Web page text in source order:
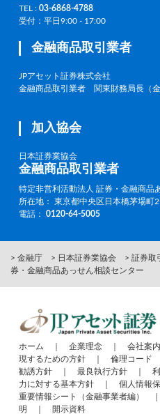
TEL : 03-6868-4788
受付：平日9:00 - 17:00
金融商品取引業者
JPアセット証券株式会社
金融商品取引業者 関東財務局長（
加入協会
日本証券業協会
金融商品取引業者
特定非営利活動法人 証券・金融商品
所在地： 東京都中央区日本橋茅場町
電話： 0120-64-5005
> 金融庁 > 日本証券業協会 > 証券
券・金融商品あっせん相談センター
ホーム 企業理念 会社案内
現するための方針
倫理コード
勧誘方針
最良執行方針
力に対する基本方針
個人情報
重要情報シート（金融事業者編）
明
開示資料